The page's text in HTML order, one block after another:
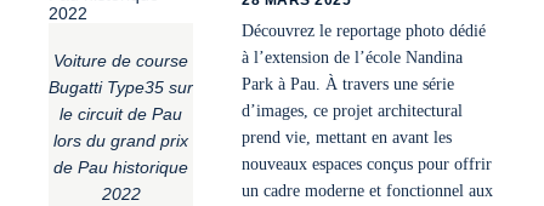
Voiture de course
Bugatti Type35 sur
le circuit de Pau
lors du grand prix
de Pau historique
2022
Découvrez le reportage photo dédié
à l’extension de l’école Nandina
Park à Pau. À travers une série
d’images, ce projet architectural
prend vie, mettant en avant les
nouveaux espaces conçus pour offrir
un cadre moderne et fonctionnel aux